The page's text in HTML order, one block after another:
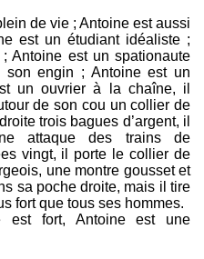
de vie ; Antoine est aussi
est un étudiant idéaliste ;
Antoine est un spationaute
engin ; Antoine est un
un ouvrier à la chaîne, il
de son cou un collier de
trois bagues d’argent, il
des trains de
vingt, il porte le collier de
une montre gousset et
sa poche droite, mais il tire
fort que tous ses hommes.
est fort, Antoine est une